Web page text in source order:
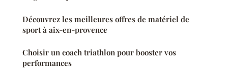
Découvrez les meilleures offres de matériel de
sport à aix-en-provence
Choisir un coach triathlon pour booster vos
performances